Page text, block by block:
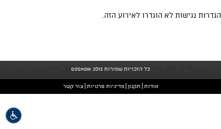
הגדרות נגישות לא הוגדרו לאירוע הזה.
כל הזכויות שמורות GoShow 2013
אודות תקנון מדיניות פרטיות צור קשר